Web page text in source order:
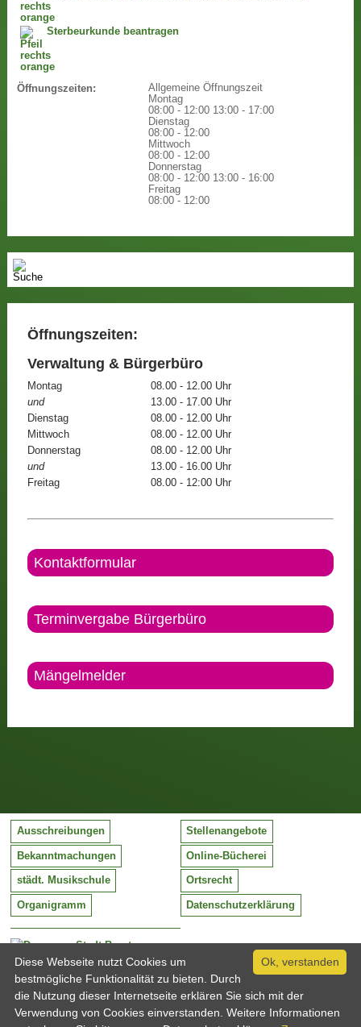
Sterbeurkunde beantragen
Öffnungszeiten:
Allgemeine Öffnungszeit
Montag
08:00 - 12:00 13:00 - 17:00
Dienstag
08:00 - 12:00
Mittwoch
08:00 - 12:00
Donnerstag
08:00 - 12:00 13:00 - 16:00
Freitag
08:00 - 12:00
Öffnungszeiten:
Verwaltung & Bürgerbüro
Montag
08.00 - 12.00 Uhr
und
13.00 - 17.00 Uhr
Dienstag
08.00 - 12.00 Uhr
Mittwoch
08.00 - 12.00 Uhr
Donnerstag
08.00 - 12.00 Uhr
und
13.00 - 16.00 Uhr
Freitag
08.00 - 12:00 Uhr
Kontaktformular
Terminvergabe Bürgerbüro
Mängelmelder
Stadt Barntrup
Mittelstraße 38
32683 Barntrup
Tel:
Email:
05263 / 409-0
info@barntrup.de
Ausschreibungen Stellenangebote
Bekanntmachungen Online-Bücherei
städt. Musikschule Ortsrecht
Organigramm Datenschutzerklärung
Ok, verstanden
Diese Webseite nutzt Cookies um
bestmögliche Funktionalität zu bieten. Durch
die Nutzung dieser Internetseite erklären Sie sich mit der
Verwendung von Cookies einverstanden. Weitere Informationen